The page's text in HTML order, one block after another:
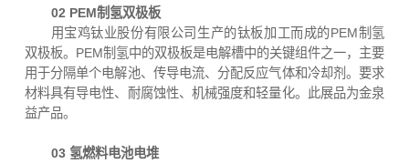
02 PEM制氢双极板
用宝鸡钛业股份有限公司生产的钛板加工而成的PEM制氢
双极板。PEM制氢中的双极板是电解槽中的关键组件之一，主要
用于分隔单个电解池、传导电流、分配反应气体和冷却剂。要求
材料具有导电性、耐腐蚀性、机械强度和轻量化。此展品为金泉
益产品。
03 氢燃料电池电堆